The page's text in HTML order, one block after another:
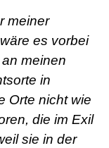
meiner
es vorbei
meinen
in
Orte nicht wie
die im Exil
sie in der